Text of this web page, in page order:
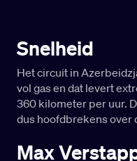
Snelheid
Het circuit in
vol gas en dat levert
360 kilometer per uur.
dus hoofdbrekens over
Max